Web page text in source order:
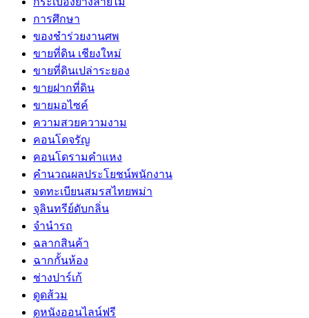
การศึกษา
ของชำร่วยงานศพ
ขายที่ดิน เชียงใหม่
ขายที่ดินเปล่าระยอง
ขายฝากที่ดิน
ขายมอไซค์
ความสวยความงาม
คอนโดจรัญ
คอนโดรามคำแหง
คำนวณผลประโยชน์พนักงาน
จดทะเบียนสมรสไทยพม่า
จุลินทรีย์ดับกลิ่น
จํานํารถ
ฉลากสินค้า
ฉากกั้นห้อง
ช่างปาร์เก้
ดูดส้วม
ดูหนังออนไลน์ฟรี